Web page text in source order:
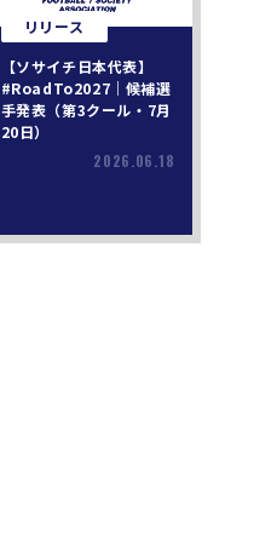
リリース
【ソサイチ日本代表】
#RoadTo2027｜候補選
手発表（第3クール・7月
20日）
2026.06.18